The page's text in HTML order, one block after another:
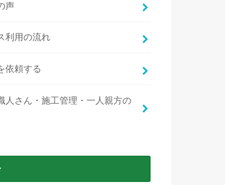
声
利用の流れ
依頼する
人さん・施工管理・一人親方の